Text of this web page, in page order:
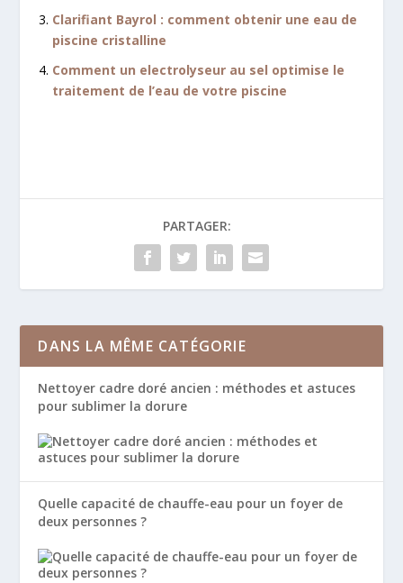
Clarifiant Bayrol : comment obtenir une eau de
piscine cristalline
Comment un electrolyseur au sel optimise le
traitement de l’eau de votre piscine
PARTAGER:
DANS LA MÊME CATÉGORIE
Nettoyer cadre doré ancien : méthodes et astuces
pour sublimer la dorure
Quelle capacité de chauffe-eau pour un foyer de
deux personnes ?